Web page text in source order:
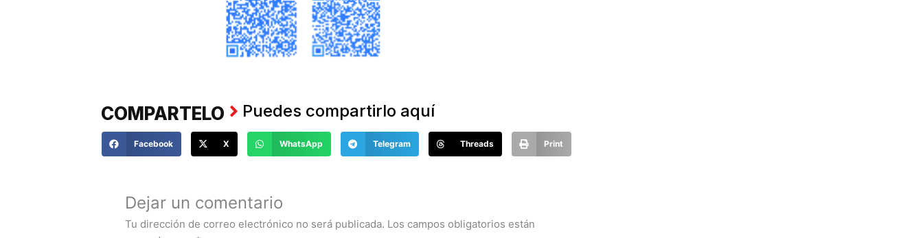
COMPARTELO Puedes compartirlo aquí
Facebook X WhatsApp Telegram Threads Print
Dejar un comentario
Tu dirección de correo electrónico no será publicada. Los campos obligatorios están